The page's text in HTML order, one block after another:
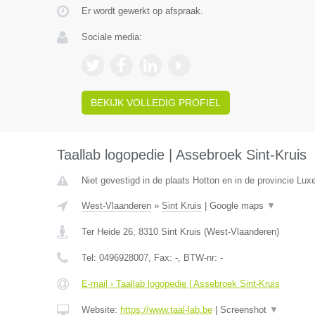
Er wordt gewerkt op afspraak.
Sociale media:
BEKIJK VOLLEDIG PROFIEL
Taallab logopedie | Assebroek Sint-Kruis
Niet gevestigd in de plaats Hotton en in de provincie
West-Vlaanderen» Sint Kruis Google maps ▼
Ter Heide 26, 8310 Sint Kruis (West-Vlaanderen)
Tel: 0496928007, Fax: -, BTW-nr: -
E-mail › Taallab logopedie | Assebroek Sint-Kruis
Website: https://www.taal-lab.be| Screenshot ▼